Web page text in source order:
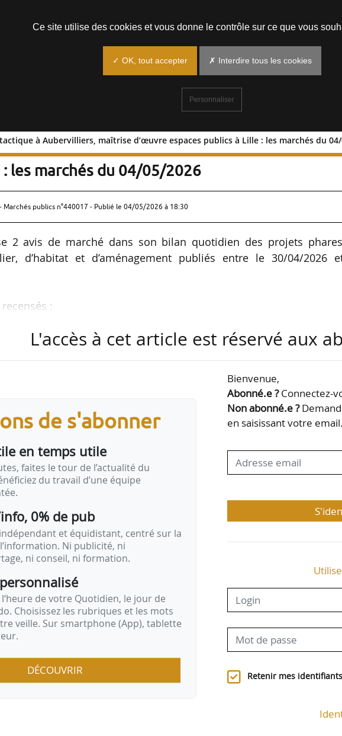
à Aubervilliers, maîtrise d’œuvre espaces publics à Lille : les marchés du
à Aubervilliers, maîtrise d’œuvre espaces
les marchés du 04/05/2026
Marchés publics n°440017 - Publié le 04/05/2026 à 18:30
2 avis de marché dans son bilan quotidien des projets
d’habitat et d’aménagement publiés entre le 30/04/2026
:
public pour la Ville d’Aubervilliers ;
conception et de mise en œuvre de micro-aménagement d’urbanisme tactique
Ville d’Aubervilliers, jusqu’au 08/06/2026.
Lien vers la consultation
L'accès à cet article est réservé aux
de s'abonner
en temps utile
faites le tour de l’actualité du
du travail d’une équipe
0% de pub
et équidistant, centré sur la
Ni publicité, ni
ni conseil, ni formation.
l‘heure de votre Quotidien, le jour de
Choisissez les rubriques et les mots
veille. Sur smartphone (App), tablette
DÉCOUVRIR
Bienvenue,
Abonné.e ?Connectez-
Non abonné.e ?
en saisissant votre email.
Retenir mes identifiants
Ce site utilise des cookies et vous donne le contrôle sur ce que vous
✓ OK, tout accepter ✗ Interdire tous les cookies
Personnaliser